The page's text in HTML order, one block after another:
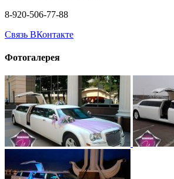
8-920-506-77-88
Связь ВКонтакте
Фотогалерея